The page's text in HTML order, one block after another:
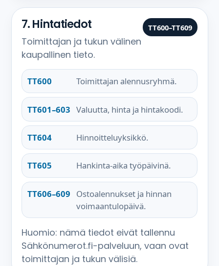
7. Hintatiedot
Toimittajan ja tukun välinen
kaupallinen tieto.
TT600–TT609
TT600 Toimittajan alennusryhmä.
TT601–603 Valuutta, hinta ja hintakoodi.
TT604 Hinnoitteluyksikkö.
TT605 Hankinta-aika työpäivinä.
TT606–609
Ostoalennukset ja hinnan
voimaantulopäivä.
Huomio: nämä tiedot eivät tallennu
Sähkönumerot.fi-palveluun, vaan ovat
toimittajan ja tukun välisiä.